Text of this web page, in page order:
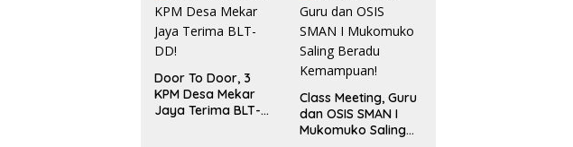
Door To Door, 3
KPM Desa Mekar
Jaya Terima BLT-
Class Meeting, Guru
dan OSIS SMAN I
Mukomuko Saling